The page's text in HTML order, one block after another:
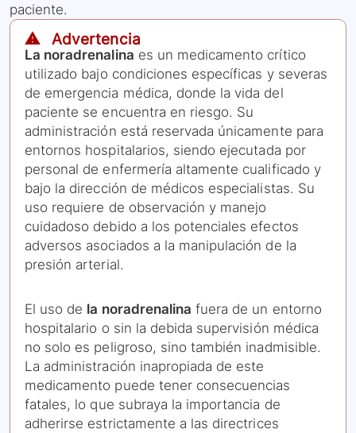
paciente.
⚠️ Advertencia
La noradrenalina es un medicamento crítico
utilizado bajo condiciones específicas y severas
de emergencia médica, donde la vida del
paciente se encuentra en riesgo. Su
administración está reservada únicamente para
entornos hospitalarios, siendo ejecutada por
personal de enfermería altamente cualificado y
bajo la dirección de médicos especialistas. Su
uso requiere de observación y manejo
cuidadoso debido a los potenciales efectos
adversos asociados a la manipulación de la
presión arterial.
El uso de la noradrenalina fuera de un entorno
hospitalario o sin la debida supervisión médica
no solo es peligroso, sino también inadmisible.
La administración inapropiada de este
medicamento puede tener consecuencias
fatales, lo que subraya la importancia de
adherirse estrictamente a las directrices